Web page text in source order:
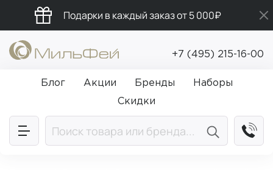
Подарки в каждый заказ от 5 000₽
Промокод ПРИВЕТ
Бесплатная доставка от 5 000₽
+7 (495) 215-16-00
Блог Акции Бренды
Наборы
Скидки